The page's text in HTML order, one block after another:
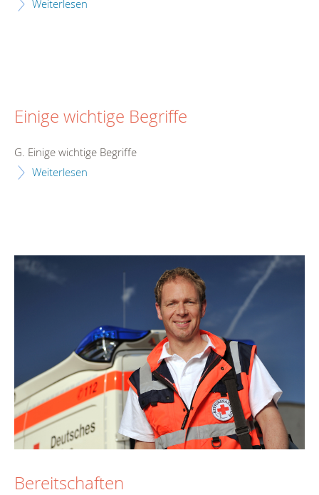
Weiterlesen
Einige wichtige Begriffe
G. Einige wichtige Begriffe
Weiterlesen
Bereitschaften